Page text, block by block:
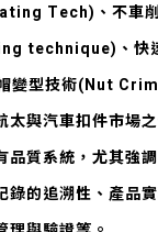
Tech)、不車
technique)、快
變型技術(Nut
太與汽車扣件市場
品質系統，尤其強
錄的追溯性、產品